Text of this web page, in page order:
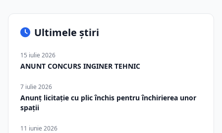
Ultimele știri
15 iulie 2026
ANUNT CONCURS INGINER TEHNIC
7 iulie 2026
Anunț licitație cu plic închis pentru închirierea unor
spații
11 iunie 2026